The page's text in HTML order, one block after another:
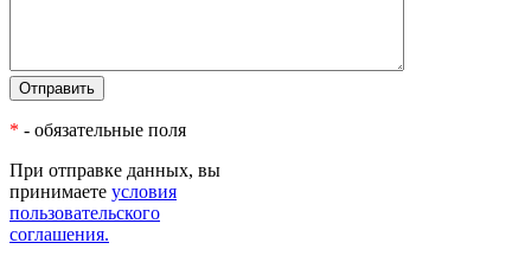
* - обязательные поля
При отправке данных, вы
принимаете условия
пользовательского
соглашения.